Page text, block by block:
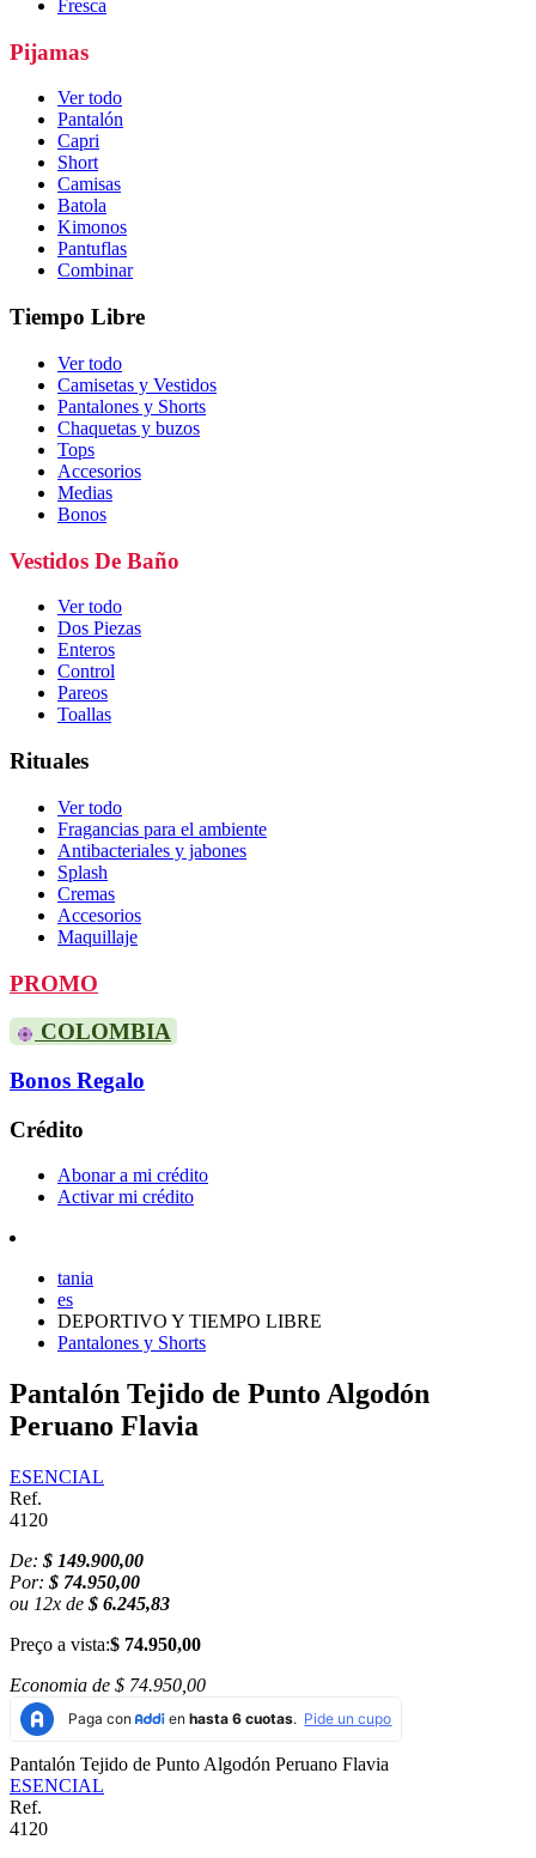
Fresca
Pijamas
Ver todo
Pantalón
Capri
Short
Camisas
Batola
Kimonos
Pantuflas
Combinar
Tiempo Libre
Ver todo
Camisetas y Vestidos
Pantalones y Shorts
Chaquetas y buzos
Tops
Accesorios
Medias
Bonos
Vestidos De Baño
Ver todo
Dos Piezas
Enteros
Control
Pareos
Toallas
Rituales
Ver todo
Fragancias para el ambiente
Antibacteriales y jabones
Splash
Cremas
Accesorios
Maquillaje
PROMO
COLOMBIA
Bonos Regalo
Crédito
Abonar a mi crédito
Activar mi crédito
tania
es
DEPORTIVO Y TIEMPO LIBRE
Pantalones y Shorts
Pantalón Tejido de Punto Algodón
Peruano Flavia
ESENCIAL
Ref.
4120
De: $ 149.900,00
Por: $ 74.950,00
ou 12x de $ 6.245,83
Preço a vista:$ 74.950,00
Economia de $ 74.950,00
Pantalón Tejido de Punto Algodón Peruano Flavia
ESENCIAL
Ref.
4120